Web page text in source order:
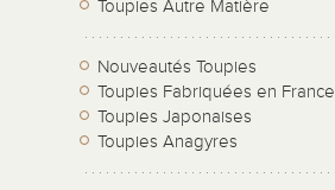
Toupies Autre Matière
Nouveautés Toupies
Toupies Fabriquées en France
Toupies Japonaises
Toupies Anagyres